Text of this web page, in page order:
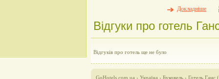
Докладніше
Відгуки про готель
Відгуків про готель ще не було
GoHotels.com.ua › Україна › Буковель › Готель Ганс